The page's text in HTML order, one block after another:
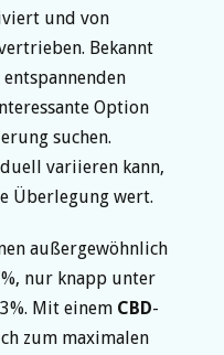
und von
Bekannt
Option
suchen.
variieren kann,
Überlegung wert.
außergewöhnlich
nur knapp unter
Mit einem CBD-
zum maximalen